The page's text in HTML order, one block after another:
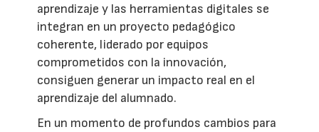
aprendizaje y las herramientas digitales se
integran en un proyecto pedagógico
coherente, liderado por equipos
comprometidos con la innovación,
consiguen generar un impacto real en el
aprendizaje del alumnado.
En un momento de profundos cambios para